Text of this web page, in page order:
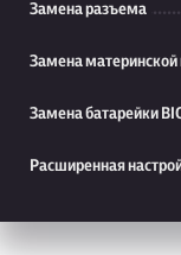
Замена разъема
Замена материнской
Замена батарейки
Расширенная